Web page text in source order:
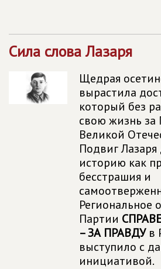
Сила слова Лазаря
Щедрая
вырастила
который без
свою жизнь
Великой
Подвиг
историю как
бесстрашия и
Региональное
Партии
– ЗА ПРАВДУв
выступило с
инициативой.